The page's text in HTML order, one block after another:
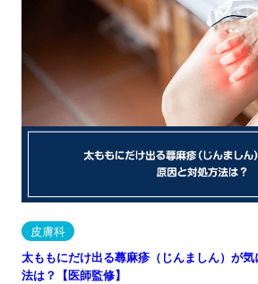
皮膚科
太ももにだけ出る蕁麻疹（じんましん）が
法は？【医師監修】